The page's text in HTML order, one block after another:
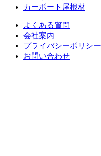
カーポート屋根材
よくある質問
会社案内
プライバシーポリシー
お問い合わせ